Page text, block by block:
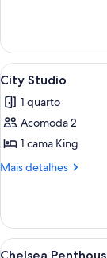
View
Terrace
Suite
Fountain
View
Carrega
todas
as
fotos
de
City
4
City Studio
1 quarto
Acomoda 2
1 cama King
Mais detalhes
Mais
Studio
Carrega
5